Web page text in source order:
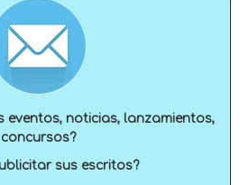
eventos, noticias, lanzamientos,
concursos?
sus escritos?